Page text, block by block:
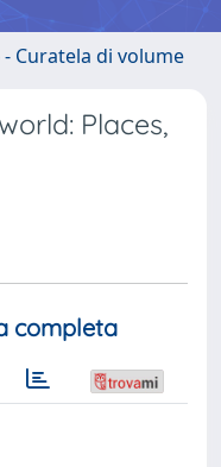
- Curatela di volume
Places,
completa